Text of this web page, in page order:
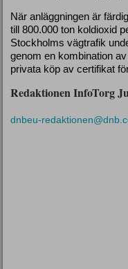
När anläggningen är
till 800.000 ton koldioxid
Stockholms vägtrafik
genom en kombination
privata köp av certifikat
Redaktionen InfoTorg
dnbeu-